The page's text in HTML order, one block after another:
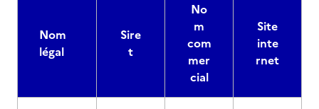
Nom
légal
Sire
t
No
m
com
mer
cial
Site
inte
rnet